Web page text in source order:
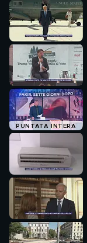
PUNTATA INTERA